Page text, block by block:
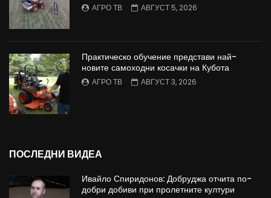
АГРО ТВ АВГУСТ 5, 2026
Практическо обучение представи най-
новите самоходни косачки на Кубота
АГРО ТВ АВГУСТ 3, 2026
ПОСЛЕДНИ ВИДЕА
Ивайло Спиридонов: Добруджа отчита по-
добри добиви при пролетните култури